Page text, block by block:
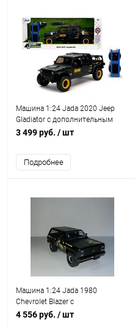
Машина 1:24 Jada 2020 Jeep
Gladiator с дополнительным
комплектом колес
3 499 руб. / шт
Подробнее
Машина 1:24 Jada 1980
Chevrolet Blazer с
дополнительным комплектом
4 556 руб. / шт